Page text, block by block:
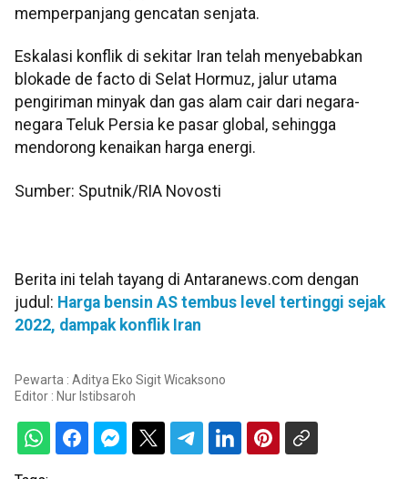
memperpanjang gencatan senjata.
Eskalasi konflik di sekitar Iran telah menyebabkan
blokade de facto di Selat Hormuz, jalur utama
pengiriman minyak dan gas alam cair dari negara-
negara Teluk Persia ke pasar global, sehingga
mendorong kenaikan harga energi.
Sumber: Sputnik/RIA Novosti
Berita ini telah tayang di Antaranews.com dengan
judul: Harga bensin AS tembus level tertinggi sejak
2022, dampak konflik Iran
Pewarta : Aditya Eko Sigit Wicaksono
Editor : Nur Istibsaroh